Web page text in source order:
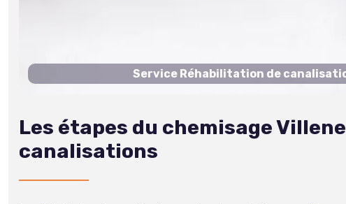
Service Réhabilitation de
Les étapes du chemisage
canalisations